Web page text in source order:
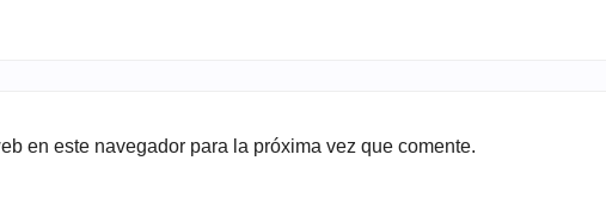
en este navegador para la próxima vez que comente.